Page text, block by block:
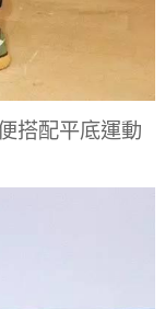
搭配平底運動